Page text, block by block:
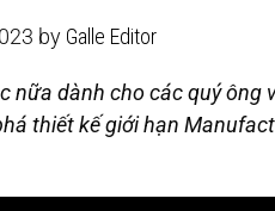
by Galle Editor
nữa dành cho các quý ông
thiết kế giới hạn